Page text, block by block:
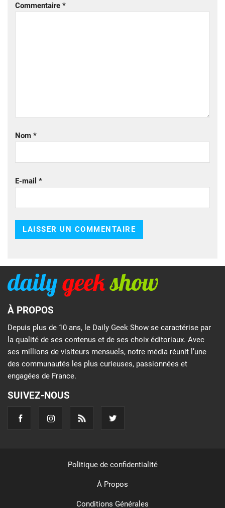
Commentaire *
Nom *
E-mail *
À PROPOS
Depuis plus de 10 ans, le Daily Geek Show se caractérise par
la qualité de ses contenus et de ses choix éditoriaux. Avec
ses millions de visiteurs mensuels, notre média réunit l’une
des communautés les plus curieuses, passionnées et
engagées de France.
SUIVEZ-NOUS
Politique de confidentialité
À Propos
Conditions Générales